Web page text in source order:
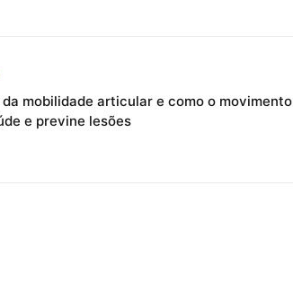
mobilidade articular e como o movimento
e previne lesões